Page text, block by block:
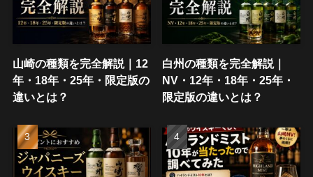
山崎の種類を完全解説｜12
年・18年・25年・限定版の
違いとは？
白州の種類を完全解説｜
NV・12年・18年・25年・
限定版の違いとは？